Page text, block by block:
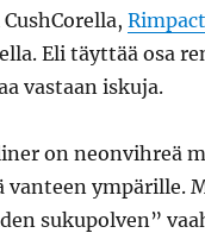
Eli täyttää osa
vastaan iskuja.
on neonvihreä
ympärille.
sukupolven”